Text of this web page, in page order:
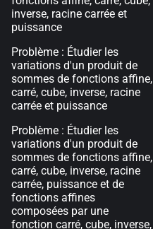
inverse, racine carrée et
puissance
Problème : Étudier les
variations d'un produit de
sommes de fonctions affine,
carré, cube, inverse, racine
carrée et puissance
Problème : Étudier les
variations d'un produit de
sommes de fonctions affine,
carré, cube, inverse, racine
carrée, puissance et de
fonctions affines
composées par une
fonction carré, cube, inverse,